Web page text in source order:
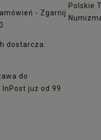
- Zgarnij
dostarcza:
do
już od 99
Polskie